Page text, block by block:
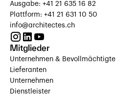
Ausgabe: +41 21 635 16 82
Plattform: +41 21 631 10 50
info@architectes.ch
Mitglieder
Unternehmen & Bevollmächtigte
Lieferanten
Unternehmen
Dienstleister